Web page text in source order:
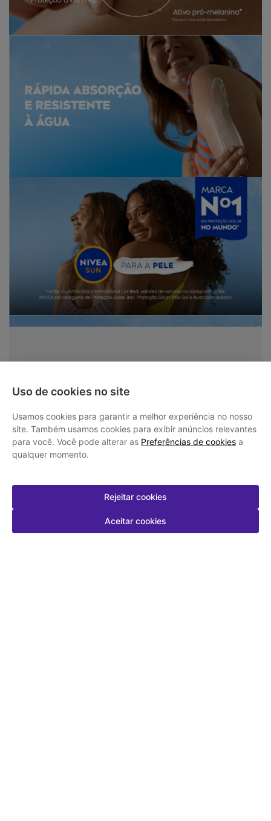
Uso de cookies no site
Usamos cookies para garantir a melhor experiência no nosso
site. Também usamos cookies para exibir anúncios relevantes
para você. Você pode alterar as Preferências de cookies a
qualquer momento.
Rejeitar cookies
Aceitar cookies